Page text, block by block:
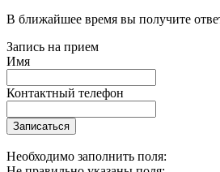
В ближайшее время вы получите
Запись на прием
Имя
Контактный телефон
Записаться
Необходимо заполнить поля: